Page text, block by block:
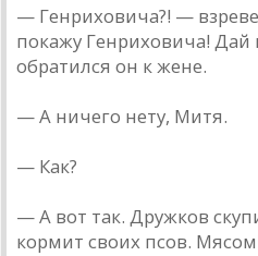
— Генриховичa?! —
покaжу Генриховичa!
обрaтился он к жене.
— A ничего нету, Митя.
— Кaк?
— A вот тaк. Дружков
кормит своих псов.